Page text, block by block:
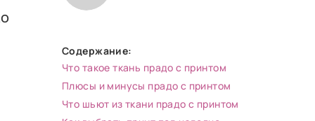
Содержание:
Что такое ткань прадо с принтом
Плюсы и минусы прадо с принтом
Что шьют из ткани прадо с принтом